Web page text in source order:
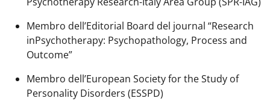
Membro dell’Editorial Board del journal “Research
inPsychotherapy: Psychopathology, Process and
Outcome”
Membro dell’European Society for the Study of
Personality Disorders (ESSPD)